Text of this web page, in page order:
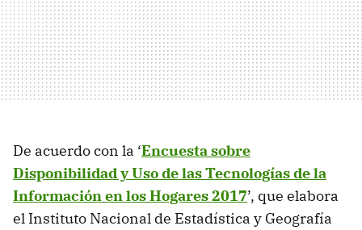
De acuerdo con la ‘Encuesta sobre
Disponibilidad y Uso de las Tecnologías de la
Información en los Hogares 2017’, que elabora
el Instituto Nacional de Estadística y Geografía